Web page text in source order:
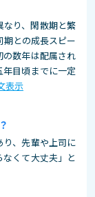
なり、閑散期と繁
との成長スピー
の数年は配属され
目頃までに一定
表示
り、先輩や上司に
くて大丈夫」と